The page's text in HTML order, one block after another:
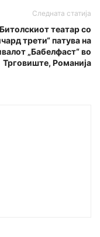
Следната статија
Битолскиот театар со
трети“ патува на
„Бабелфаст“ во
Трговиште, Романија